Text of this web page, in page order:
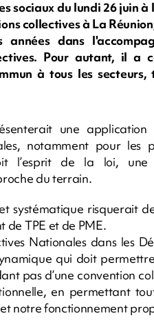
sociaux du lundi 26 juin
collectives à La
années dans
Pour autant, il a
à tous les
une
notamment pour les
l’esprit de la loi, une
du terrain.
systématique risquerait
de TPE et de PME.
Nationales dans les
qui doit
pas d’une convention
en permettant
notre fonctionnement